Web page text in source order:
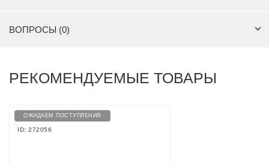
ВОПРОСЫ (0)
РЕКОМЕНДУЕМЫЕ ТОВАРЫ
ОЖИДАЕМ ПОСТУПЛЕНИЯ
ID: 272056